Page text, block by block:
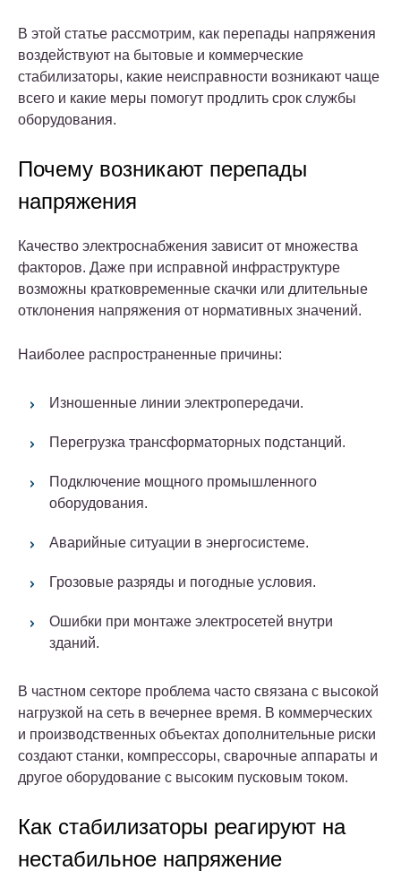
В этой статье рассмотрим, как перепады напряжения
воздействуют на бытовые и коммерческие
стабилизаторы, какие неисправности возникают чаще
всего и какие меры помогут продлить срок службы
оборудования.
Почему возникают перепады
напряжения
Качество электроснабжения зависит от множества
факторов. Даже при исправной инфраструктуре
возможны кратковременные скачки или длительные
отклонения напряжения от нормативных значений.
Наиболее распространенные причины:
Изношенные линии электропередачи.
Перегрузка трансформаторных подстанций.
Подключение мощного промышленного
оборудования.
Аварийные ситуации в энергосистеме.
Грозовые разряды и погодные условия.
Ошибки при монтаже электросетей внутри
зданий.
В частном секторе проблема часто связана с высокой
нагрузкой на сеть в вечернее время. В коммерческих
и производственных объектах дополнительные риски
создают станки, компрессоры, сварочные аппараты и
другое оборудование с высоким пусковым током.
Как стабилизаторы реагируют на
нестабильное напряжение